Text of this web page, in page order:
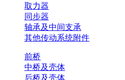
取力器
同步器
轴承及中间支承
其他传动系统附件
前桥
中桥及壳体
后桥及壳体